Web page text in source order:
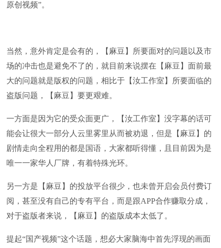
原创视频”。
当然，意外肯定是会有的，【麻豆】所要面对的问题以及市
场的冲击也是避免不了的，就目前来说摆在【麻豆】面前最
大的问题就是版权的问题，相比于【汝工作室】所要面临的
盗版问题，【麻豆】要更艰难。
一方面是因为它的受众面更广，【汝工作室】没字幕的话可
能会让很大一部分人云里雾里从而被劝退，但是【麻豆】的
剧情走向全程用的都是国语，大家都听得懂，且目前因为是
唯一一家华人厂牌，有着特殊光环。
另一方是【麻豆】的投放平台很少，也未曾开启会员付费订
阅，甚至没有自己的专有平台，而是跟APP合作赚取分成，
对于盗版者来说，【麻豆】的盗版成本太低了。
提起“国产视频”这个话题，想必大家脑海中首先浮现的画面